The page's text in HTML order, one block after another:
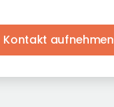
Kontakt aufnehmen